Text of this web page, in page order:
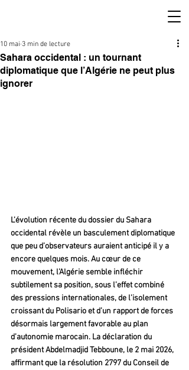
Sahara occidental : un tournant
diplomatique que l’Algérie ne peut plus
ignorer
10 mai 3 min de lecture
L’évolution récente du dossier du Sahara
occidental révèle un basculement diplomatique
que peu d’observateurs auraient anticipé il y a
encore quelques mois. Au cœur de ce
mouvement, l’Algérie semble infléchir
subtilement sa position, sous l’effet combiné
des pressions internationales, de l’isolement
croissant du Polisario et d’un rapport de forces
désormais largement favorable au plan
d’autonomie marocain. La déclaration du
président Abdelmadjid Tebboune, le 2 mai 2026,
affirmant que la résolution 2797 du Conseil de